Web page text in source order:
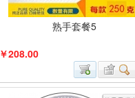
熟手套餐5
￥208.00